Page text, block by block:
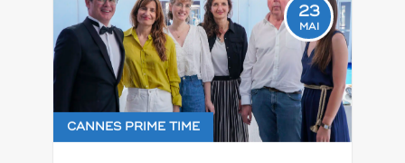
23
MAI
CANNES PRIME TIME